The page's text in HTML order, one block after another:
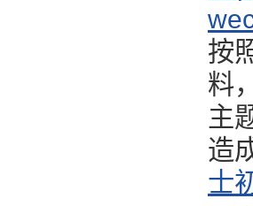
按
料
主
造
士